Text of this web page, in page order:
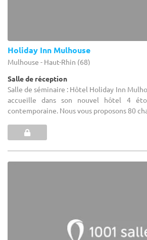
Holiday Inn Mulhouse
Mulhouse - Haut-Rhin (68)
Salle de réception
Salle de séminaire : Hôtel Holiday Inn
accueille dans son nouvel hôtel 4
contemporaine. Nous vous proposons 80